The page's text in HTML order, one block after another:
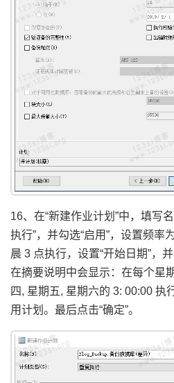
16、在“新建作业计划”中，填写
执行”，并勾选“启用”，设置频率
晨 3 点执行，设置“开始日期”，
在摘要说明中会显示：在每个星
四, 星期五, 星期六的 3: 00:00 执
用计划。最后点击“确定”。